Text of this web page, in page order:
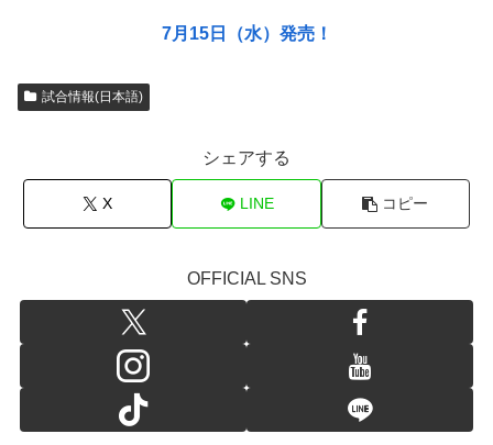
7月15日（水）発売！
試合情報(日本語)
シェアする
X LINE コピー
OFFICIAL SNS